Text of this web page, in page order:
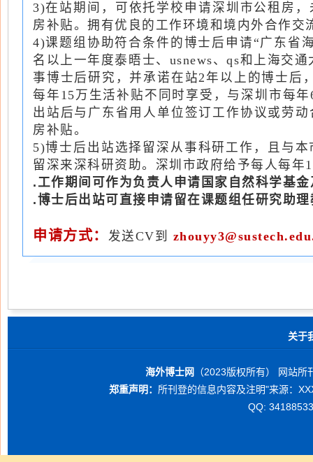
3)在站期间，可依托学校申请深圳市公租房
房补贴。拥有优良的工作环境和境内外合作
4)课题组协助符合条件的博士后申请“广东省
名以上一年度泰晤士、usnews、qs和上海交
事博士后研究，并承诺在站2年以上的博士后
每年15万生活补贴不同时享受，与深圳市每
出站后与广东省用人单位签订工作协议或劳
房补贴。
5)博士后出站选择留深从事科研工作，且与
留深来深科研资助。深圳市政府给予每人每
.工作期间可作为负责人申请国家自然科学基
.博士后出站可直接申请留在课题组任研究助理
申请方式： 发送CV到
关于
海外博士网 （2023版权所有） 网站
郑重声明： 所刊登的信息内容及注明"来源：
QQ: